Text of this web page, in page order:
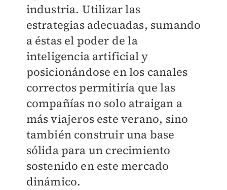
industria. Utilizar las
estrategias adecuadas, sumando
a éstas el poder de la
inteligencia artificial y
posicionándose en los canales
correctos permitiría que las
compañías no solo atraigan a
más viajeros este verano, sino
también construir una base
sólida para un crecimiento
sostenido en este mercado
dinámico.